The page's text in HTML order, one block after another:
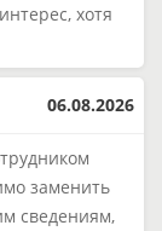
хотя
06.08.2026
заменить
сведениям,